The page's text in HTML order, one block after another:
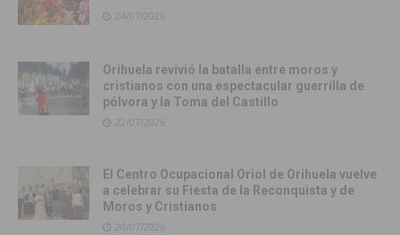
24/07/2026
Orihuela revivió la batalla entre moros y
cristianos con una espectacular guerrilla de
pólvora y la Toma del Castillo
22/07/2026
El Centro Ocupacional Oriol de Orihuela vuelve
a celebrar su Fiesta de la Reconquista y de
Moros y Cristianos
20/07/2026